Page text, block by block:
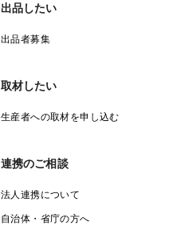
出品したい
出品者募集
取材したい
生産者への取材を申し込む
連携のご相談
法人連携について
自治体・省庁の方へ